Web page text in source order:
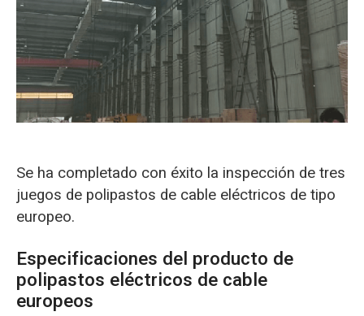
Se ha completado con éxito la inspección de tres
juegos de polipastos de cable eléctricos de tipo
europeo.
Especificaciones del producto de
polipastos eléctricos de cable
europeos